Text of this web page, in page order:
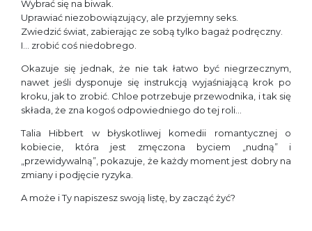
Wybrać się na biwak.
Uprawiać niezobowiązujący, ale przyjemny seks.
Zwiedzić świat, zabierając ze sobą tylko bagaż podręczny.
I… zrobić coś niedobrego.
Okazuje się jednak, że nie tak łatwo być niegrzecznym,
nawet jeśli dysponuje się instrukcją wyjaśniającą krok po
kroku, jak to zrobić. Chloe potrzebuje przewodnika, i tak się
składa, że zna kogoś odpowiedniego do tej roli…
Talia Hibbert w błyskotliwej komedii romantycznej o
kobiecie, która jest zmęczona byciem „nudną” i
„przewidywalną”, pokazuje, że każdy moment jest dobry na
zmiany i podjęcie ryzyka.
A może i Ty napiszesz swoją listę, by zacząć żyć?